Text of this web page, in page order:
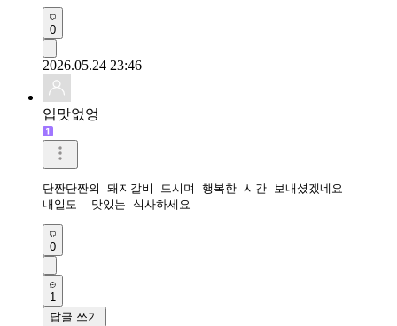
0
2026.05.24 23:46
입맛없엉
단짠단짠의 돼지갈비 드시며 행복한 시간 보내셨겠네요
내일도  맛있는 식사하세요
0
1
답글 쓰기